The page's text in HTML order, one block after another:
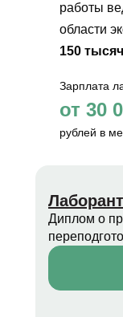
работы
области
150
Зарплата
от 30
рублей в
Диплом о